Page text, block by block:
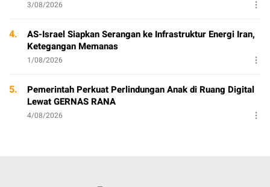
3/08/2026
4.
AS-Israel Siapkan Serangan ke Infrastruktur Energi Iran,
Ketegangan Memanas
1/08/2026
5.
Pemerintah Perkuat Perlindungan Anak di Ruang Digital
Lewat GERNAS RANA
4/08/2026